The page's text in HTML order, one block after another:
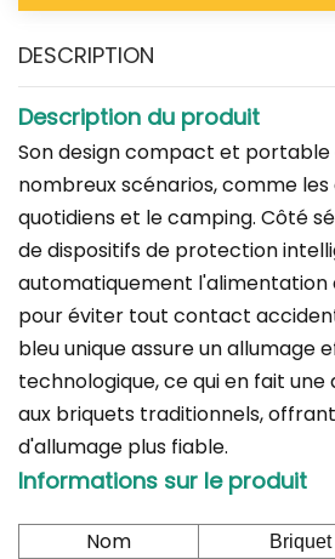
DESCRIPTION
Description du produit
Son design compact et
nombreux scénarios, comme
quotidiens et le camping. Côté
de dispositifs de protection
automatiquement l'alimentation
pour éviter tout contact
bleu unique assure un allumage
technologique, ce qui en fait
aux briquets traditionnels,
d'allumage plus fiable.
Informations sur le produit
Nom